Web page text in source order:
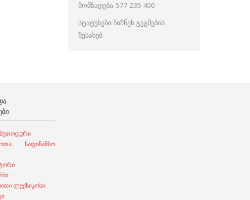
მომზადება 577 235 400
სტატუსები ბიზნეს გეგმების
შესახებ
მეთოდური
საფინანსო
ლექსიკონი